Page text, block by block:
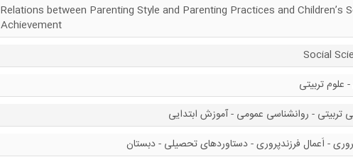
Relations between Parenting Style and Parenting Practices and Children’s
Achievement
علوم تربیتی
تربیتی - روانشناسی عمومی - آموزش ابتدایی
- اَعمال فرزندپروری - دستاوردهای تحصیلی - دبستان